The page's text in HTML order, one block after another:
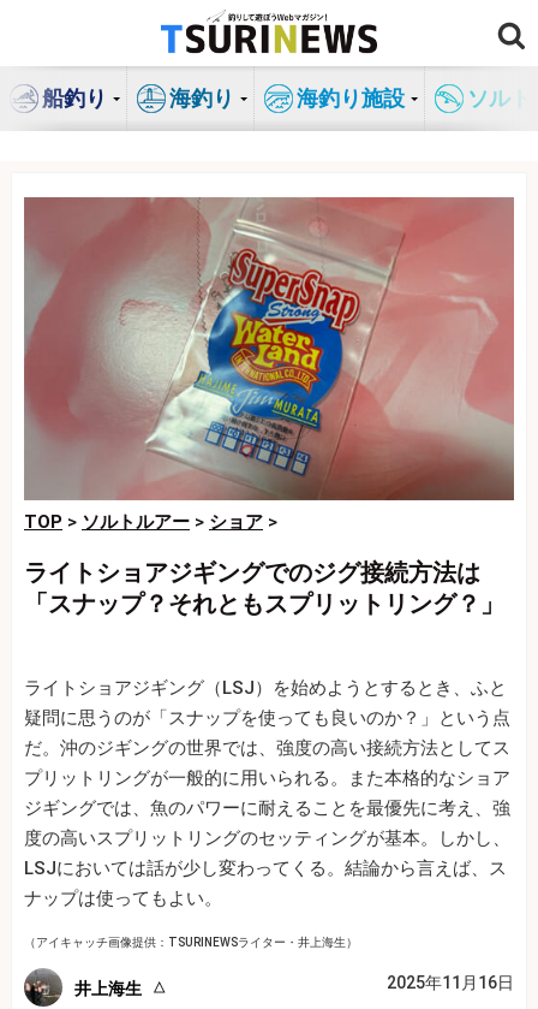
ン
船釣り 海釣り 海釣り施設 ソル
TOP > ソルトルアー > ショア >
ライトショアジギングでのジグ接続方法は
「スナップ？それともスプリットリング？」
ライトショアジギング（LSJ）を始めようとするとき、ふと
疑問に思うのが「スナップを使っても良いのか？」という点
だ。沖のジギングの世界では、強度の高い接続方法としてス
プリットリングが一般的に用いられる。また本格的なショア
ジギングでは、魚のパワーに耐えることを最優先に考え、強
度の高いスプリットリングのセッティングが基本。しかし、
LSJにおいては話が少し変わってくる。結論から言えば、ス
ナップは使ってもよい。
（アイキャッチ画像提供：TSURINEWSライター・井上海生）
井上海生 2025年11月16日